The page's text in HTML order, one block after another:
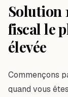
Solution
fiscal le
élevée
Commençons
quand vous